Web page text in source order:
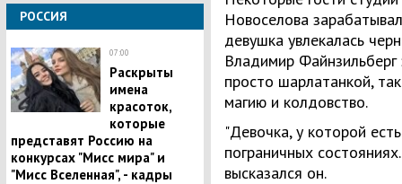
РОССИЯ
07:00
Раскрыты
имена
красоток,
которые
представят Россию на
конкурсах "Мисс мира" и
"Мисс Вселенная", - кадры
Новоселова
девушка увлекалась
Владимир
просто шарлатанкой,
магию и колдовство.
"Девочка, у которой
пограничных
высказался он.